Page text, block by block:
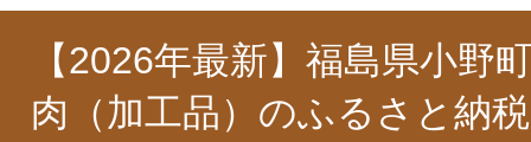
【2026年最新】福島県小野
肉（加工品）のふるさと納